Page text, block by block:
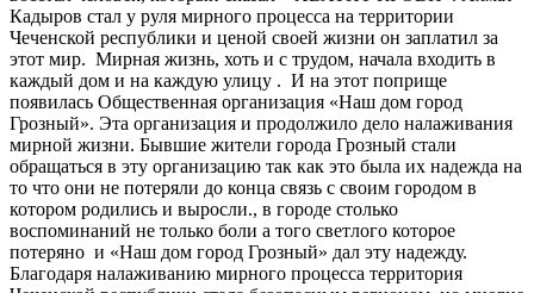
Кадыров стал у руля мирного процесса на территории
Чеченской республики и ценой своей жизни он заплатил за
этот мир. Мирная жизнь, хоть и с трудом, начала входить в
каждый дом и на каждую улицу . И на этот поприще
появилась Общественная организация «Наш дом город
Грозный». Эта организация и продолжило дело налаживания
мирной жизни. Бывшие жители города Грозный стали
обращаться в эту организацию так как это была их надежда на
то что они не потеряли до конца связь с своим городом в
котором родились и выросли., в городе столько
воспоминаний не только боли а того светлого которое
потеряно и «Наш дом город Грозный» дал эту надежду.
Благодаря налаживанию мирного процесса территория